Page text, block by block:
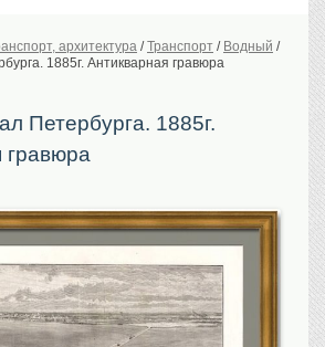
семьи
архитектура /Транспорт / Водный /
1885г. Антикварная гравюра
Петербурга. 1885г.
гравюра